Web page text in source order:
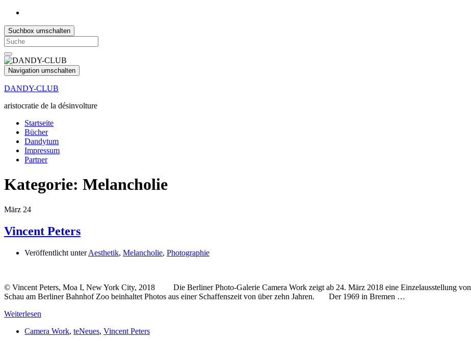
Suchbox umschalten
Search
for:
Navigation umschalten
DANDY-CLUB
aristocratie de la désinvolture
Startseite
Bücher
Dandytum
Impressum
Partner
Kategorie: Melancholie
März 24
Vincent Peters
Veröffentlicht unterAesthetik, Melancholie, Photographie
© Vincent Peters, Moa I, New York City, 2018 Die Berliner Photo-Galerie Camera Work zeigt ab 24. März 2018 eine Einzelausstellung von
Schau am Berliner Bahnhof Zoo beinhaltet Photos aus einer Schaffenszeit von über zehn Jahren. Der 1969 in Bremen …
Weiterlesen
Camera Work, teNeues, Vincent Peters